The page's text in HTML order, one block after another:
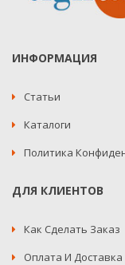
ИНФОРМАЦИЯ
Статьи
Каталоги
Политика
ДЛЯ КЛИЕНТОВ
Как Сделать Заказ
Оплата И Доставка